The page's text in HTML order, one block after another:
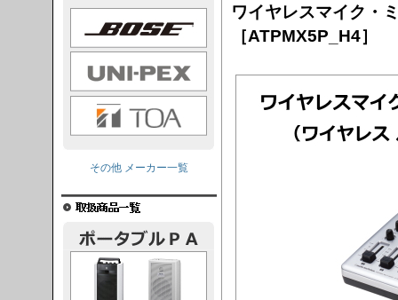
ワイヤレスマイク・
［ATPMX5P_H4］
その他 メーカー一覧